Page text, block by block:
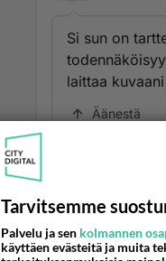
Si sun on
laittaa
Äänestä
Tarvitsemme
Palvelu ja sen kolmannen
käyttäen evästeitä ja muita